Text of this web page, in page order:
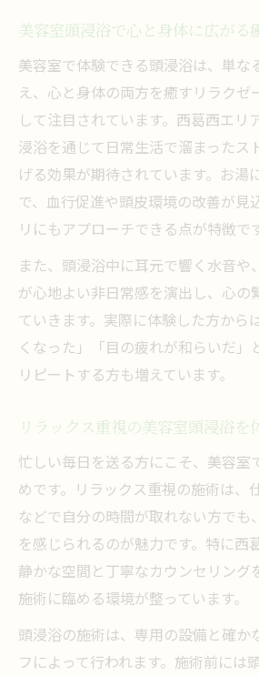
美容室頭浸浴で心と身体に広がる
美容室で体験できる頭浸浴は、単な
え、心と身体の両方を癒すリラクゼ
して注目されています。西葛西エリ
浸浴を通じて日常生活で溜まったス
げる効果が期待されています。お湯
で、血行促進や頭皮環境の改善が見
リにもアプローチできる点が特徴で
また、頭浸浴中に耳元で響く水音や
が心地よい非日常感を演出し、心の
ていきます。実際に体験した方から
くなった」「目の疲れが和らいだ」
リピートする方も増えています。
リラックス重視の美容室頭浸浴を
忙しい毎日を送る方にこそ、美容室
めです。リラックス重視の施術は、
などで自分の時間が取れない方でも
を感じられるのが魅力です。特に西
静かな空間と丁寧なカウンセリング
施術に臨める環境が整っています。
頭浸浴の施術は、専用の設備と確か
フによって行われます。施術前には